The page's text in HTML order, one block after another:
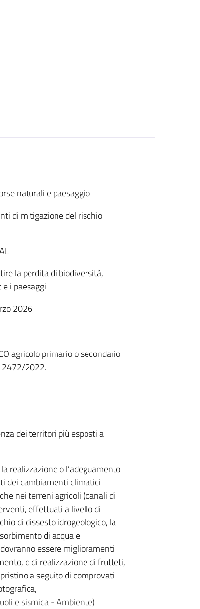
naturali e paesaggio
di mitigazione del rischio
la perdita di biodiversità,
i paesaggi
2026
agricolo primario o secondario
2472/2022.
dei territori più esposti a
realizzazione o l’adeguamento
dei cambiamenti climatici
nei terreni agricoli (canali di
effettuati a livello di
di dissesto idrogeologico, la
di acqua e
essere miglioramenti
o di realizzazione di frutteti,
a seguito di comprovati
e sismica - Ambiente)